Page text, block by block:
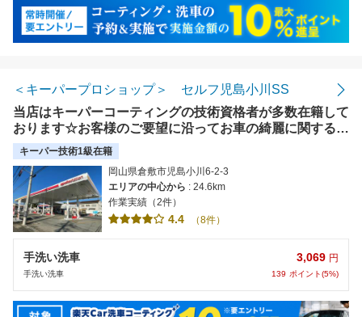
＜キーパープロショップ＞ セルフ児島小川SS
当店はキーパーコーティングの技術資格者が多数在籍して
おります☆お客様のご要望に沿ってお車の綺麗に関するお
悩み、解決致します！何でもお気軽にご相談下さい!(^^)!
キーパー技術1級在籍
岡山県倉敷市児島小川6-2-3
エリアの中心から : 24.6km
作業実績（2件）
4.4 （8件）
手洗い洗車
手洗い洗車
3,069 円
139 ポイント(5%)